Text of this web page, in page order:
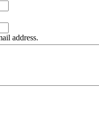
address.